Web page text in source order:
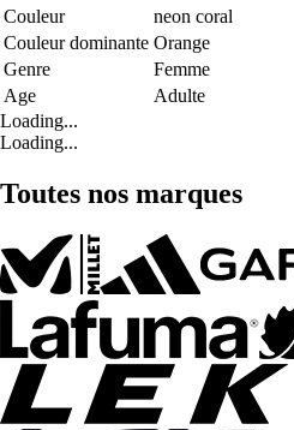
Couleur
neon coral
Couleur dominante Orange
Genre
Femme
Age
Adulte
Loading...
Loading...
Toutes nos marques